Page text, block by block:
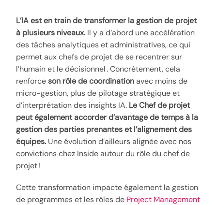
L’IA est en train de transformer la gestion de projet
à plusieurs niveaux. Il y a d’abord une accélération
des tâches analytiques et administratives, ce qui
permet aux chefs de projet de se recentrer sur
l’humain et le décisionnel . Concrètement, cela
renforceson rôle de coordinationavec moins de
micro-gestion, plus de pilotage stratégique et
d’interprétation des insights IA. Le Chef de projet
peut également accorder d’avantage de temps à la
gestion des parties prenantes et l’alignement des
équipes. Une évolution d’ailleurs alignée avec nos
convictions chez Inside autour du rôle du chef de
projet !
Cette transformation impacte également la gestion
de programmes et les rôles de Project Management